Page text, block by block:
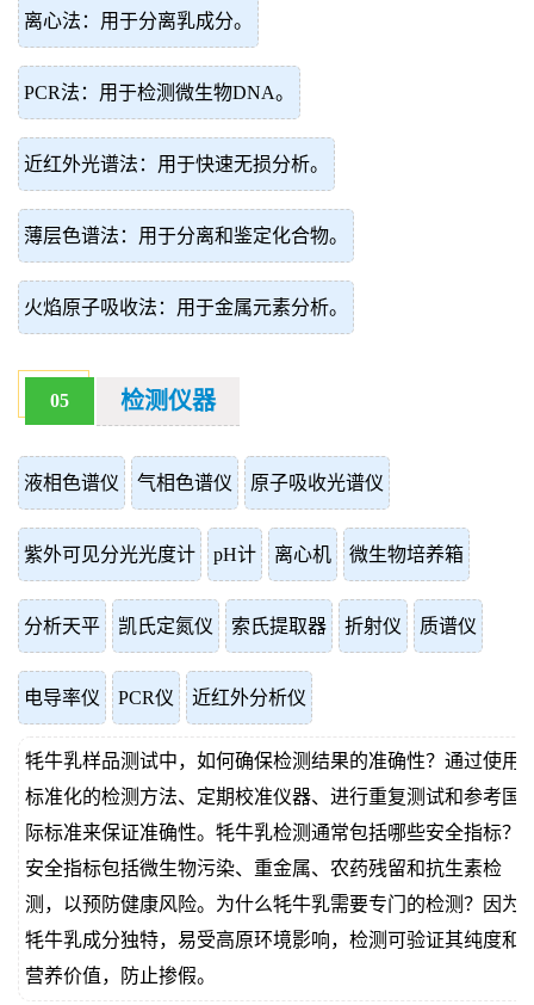
离心法：用于分离乳成分。
PCR法：用于检测微生物DNA。
近红外光谱法：用于快速无损分析。
薄层色谱法：用于分离和鉴定化合物。
火焰原子吸收法：用于金属元素分析。
05 检测仪器
液相色谱仪 气相色谱仪 原子吸收光谱仪
紫外可见分光光度计 pH计 离心机 微生物培养箱
分析天平 凯氏定氮仪 索氏提取器 折射仪 质谱仪
电导率仪 PCR仪 近红外分析仪
牦牛乳样品测试中，如何确保检测结果的准确性？通过使用
标准化的检测方法、定期校准仪器、进行重复测试和参考国
际标准来保证准确性。牦牛乳检测通常包括哪些安全指标？
安全指标包括微生物污染、重金属、农药残留和抗生素检
测，以预防健康风险。为什么牦牛乳需要专门的检测？因为
牦牛乳成分独特，易受高原环境影响，检测可验证其纯度和
营养价值，防止掺假。